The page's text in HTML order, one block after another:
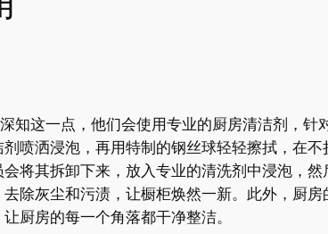
知这一点，他们会使用专业的厨房清洁剂，
喷洒浸泡，再用特制的钢丝球轻轻擦拭，在不
将其拆卸下来，放入专业的清洗剂中浸泡，
除灰尘和污渍，让橱柜焕然一新。此外，厨
厨房的每一个角落都干净整洁。